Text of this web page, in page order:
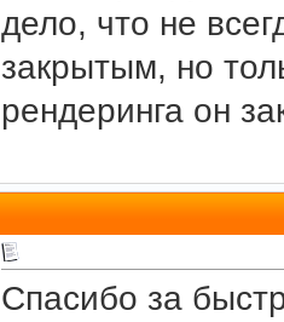
дело, что не
закрытым, но
рендеринга он
Спасибо за